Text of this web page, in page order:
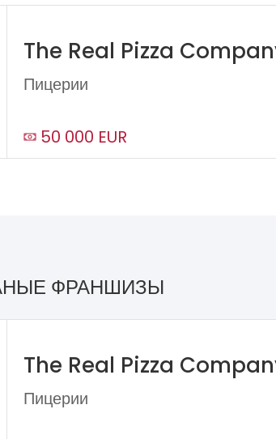
The Real Pizza
Пицерии
50 000 EUR
ФРАНШИЗЫ
The Real Pizza
Пицерии